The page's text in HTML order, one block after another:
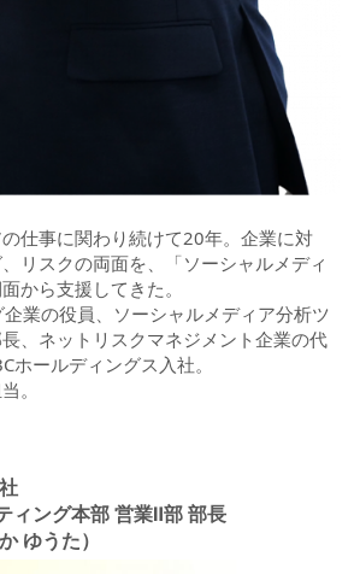
仕事に関わり続けて20年。企業に対
リスクの両面を、「ソーシャルメディ
から支援してきた。
業の役員、ソーシャルメディア分析ツ
、ネットリスクマネジメント企業の代
ホールディングス入社。
。
ィング本部 営業Ⅱ部 部長
ゆうた）